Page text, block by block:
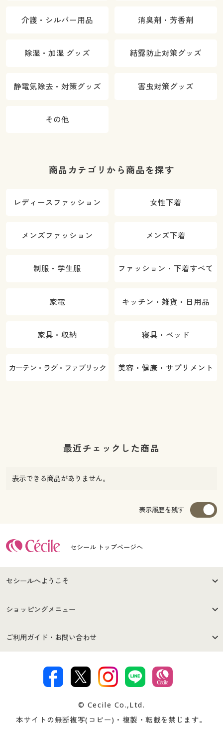
介護・シルバー用品 消臭剤・芳香剤
除湿・加湿 グッズ 結露防止対策グッズ
静電気除去・対策グッズ 害虫対策グッズ
その他
商品カテゴリから商品を探す
レディースファッション 女性下着
メンズファッション メンズ下着
制服・学生服 ファッション・下着すべて
家電 キッチン・雑貨・日用品
家具・収納 寝具・ベッド
カーテン・ラグ・ファブリック 美容・健康・サプリメント
最近チェックした商品
表示できる商品がありません。
表示履歴を残す
セシール トップページへ
セシールへようこそ
はじめての方へ
セシールご利用規約
著作権・商標について 会社案内
ショッピングメニュー
商品カテゴリ
プレゼント＆キャンペーン サイトマップ
ご利用ガイド・お問い合わせ
交換・返品は お支払は
ついて
忘れの場合
© Cecile Co.,Ltd.
本サイトの無断複写(コピー)・複製・転載を禁じます。